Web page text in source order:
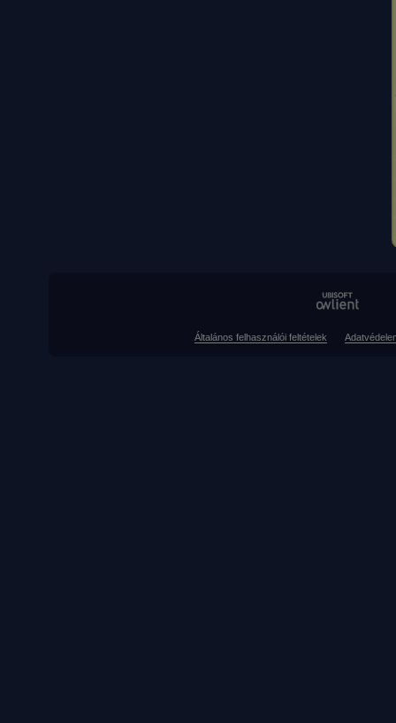
Általános felhasználói feltételek